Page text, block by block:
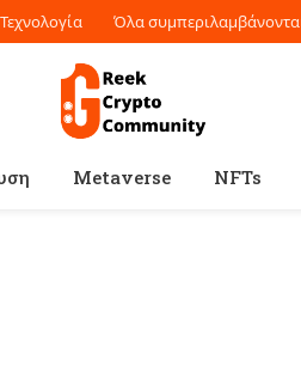
Τεχνολογία Όλα
Metaverse NFTs